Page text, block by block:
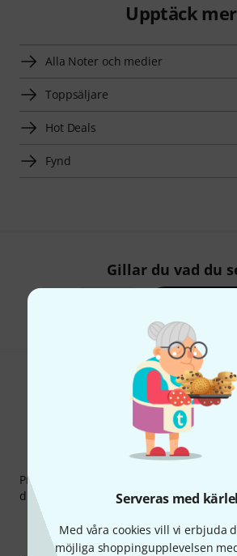
Serveras med
Med våra cookies vill vi erbjuda
möjliga shoppingupplevelsen
Upptäck mer
Alla Noter och medier
Toppsäljare
Hot Deals
Fynd
Gillar du vad du
Thomann
Prenumererar på Thomanns
du kan med lite tur vinna en50 kupong
Thomann